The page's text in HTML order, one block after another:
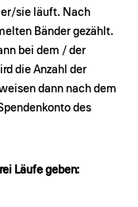
er/sie läuft. Nach
Bänder gezählt.
bei dem / der
die Anzahl der
dann nach dem
des
Läufe geben: